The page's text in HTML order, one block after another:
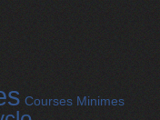
Courses Minimes